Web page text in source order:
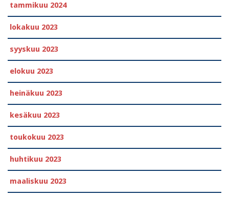
tammikuu 2024
lokakuu 2023
syyskuu 2023
elokuu 2023
heinäkuu 2023
kesäkuu 2023
toukokuu 2023
huhtikuu 2023
maaliskuu 2023